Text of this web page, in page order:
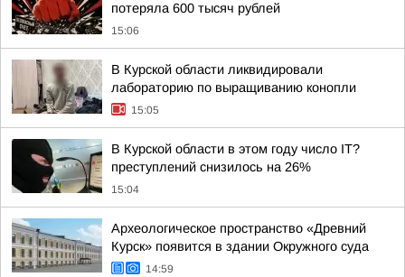
потеряла 600 тысяч рублей
15:06
В Курской области ликвидировали
лабораторию по выращиванию конопли
15:05
В Курской области в этом году число IT?
преступлений снизилось на 26%
15:04
Археологическое пространство «Древний
Курск» появится в здании Окружного суда
14:59